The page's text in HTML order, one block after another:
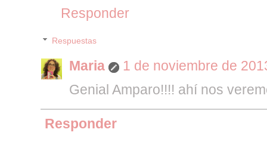
Responder
Respuestas
Maria
1 de noviembre de
Genial Amparo!!!! ahí nos
Responder